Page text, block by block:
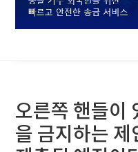
오른쪽 핸들이
을 금지하는